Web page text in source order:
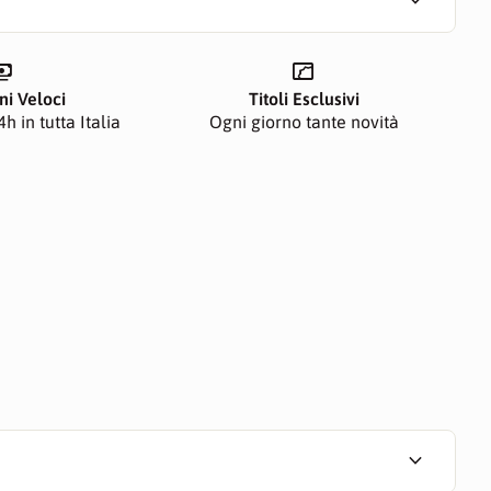
Veloci
in tutta Italia
manga
Titoli Esclusivi
Ogni giorno tante novità
expand_more